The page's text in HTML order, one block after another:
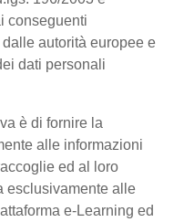
conseguenti
autorità europee e
dati personali
è di fornire la
alle informazioni
ed al loro
esclusivamente alle
e-Learning ed